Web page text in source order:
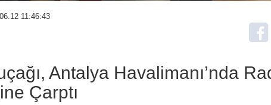
11:46:43
Antalya Havalimanı’nda
Çarptı